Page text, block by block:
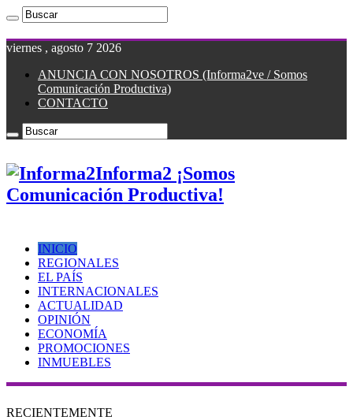
viernes , agosto 7 2026
ANUNCIA CON NOSOTROS (Informa2ve / Somos
Comunicación Productiva)
CONTACTO
Informa2 ¡Somos
Comunicación Productiva!
INICIO
REGIONALES
EL PAÍS
INTERNACIONALES
ACTUALIDAD
OPINIÓN
ECONOMÍA
PROMOCIONES
INMUEBLES
RECIENTEMENTE